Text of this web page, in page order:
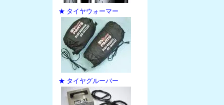
★ タイヤウォーマー
★ タイヤグルーバー